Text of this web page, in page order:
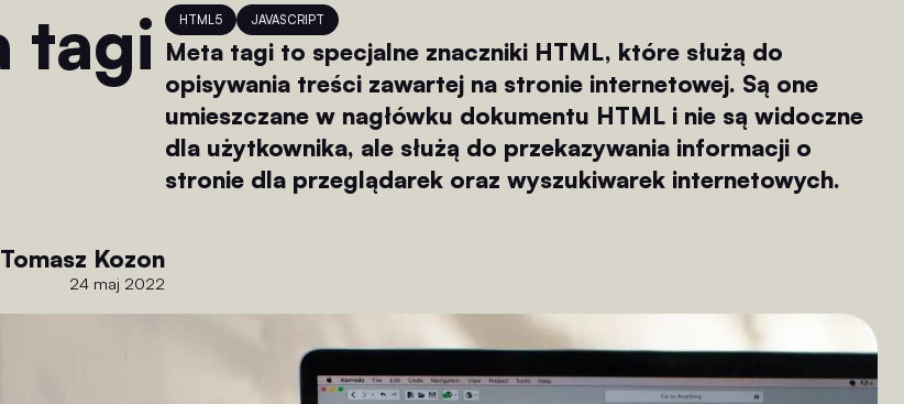
Tomasz Kozon
24 maj 2022
HTML5 JAVASCRIPT
Meta tagi to specjalne znaczniki HTML, które służą do
opisywania treści zawartej na stronie internetowej. Są one
umieszczane w nagłówku dokumentu HTML i nie są widoczne
dla użytkownika, ale służą do przekazywania informacji o
stronie dla przeglądarek oraz wyszukiwarek internetowych.